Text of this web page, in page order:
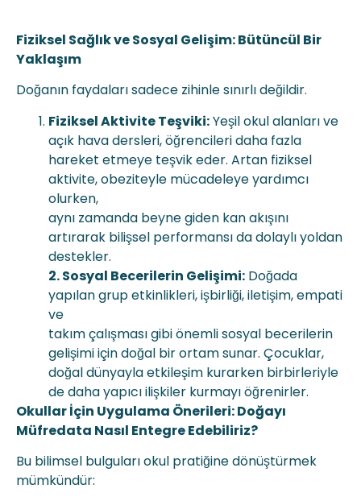
Fiziksel Sağlık ve Sosyal Gelişim: Bütüncül Bir
Yaklaşım
Doğanın faydaları sadece zihinle sınırlı değildir.
Fiziksel Aktivite Teşviki:Yeşil okul alanları ve
açık hava dersleri, öğrencileri daha fazla
hareket etmeye teşvik eder. Artan fiziksel
aktivite, obeziteyle mücadeleye yardımcı
olurken,
aynı zamanda beyne giden kan akışını
artırarak bilişsel performansı da dolaylı yoldan
destekler.
2. Sosyal Becerilerin Gelişimi: Doğada
yapılan grup etkinlikleri, işbirliği, iletişim, empati
ve
takım çalışması gibi önemli sosyal becerilerin
gelişimi için doğal bir ortam sunar. Çocuklar,
doğal dünyayla etkileşim kurarken birbirleriyle
de daha yapıcı ilişkiler kurmayı öğrenirler.
Okullar İçin Uygulama Önerileri: Doğayı
Müfredata Nasıl Entegre Edebiliriz?
Bu bilimsel bulguları okul pratiğine dönüştürmek
mümkündür: